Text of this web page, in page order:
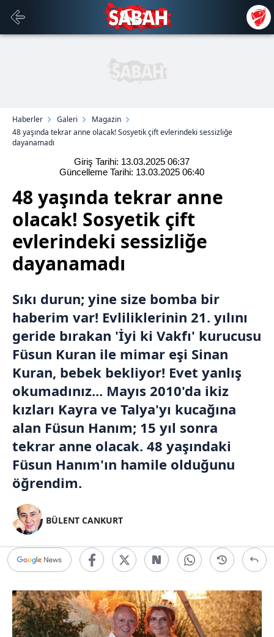
Haberler Galeri
Magazin
48 yaşında tekrar anne olacak! Sosyetik çift evlerindeki sessizliğe
dayanamadı
Giriş Tarihi: 13.03.2025 06:37
Güncelleme Tarihi: 13.03.2025 06:40
48 yaşında tekrar anne
olacak! Sosyetik çift
evlerindeki sessizliğe
dayanamadı
Sıkı durun; yine size bomba bir
haberim var! Evliliklerinin 21. yılını
geride bırakan 'İyi ki Vakfı' kurucusu
Füsun Kuran ile mimar eşi Sinan
Kuran, bebek bekliyor! Evet yanlış
okumadınız... Mayıs 2010'da ikiz
kızları Kayra ve Talya'yı kucağına
alan Füsun Hanım; 15 yıl sonra
tekrar anne olacak. 48 yaşındaki
Füsun Hanım'ın hamile olduğunu
öğrendim.
BÜLENT CANKURT